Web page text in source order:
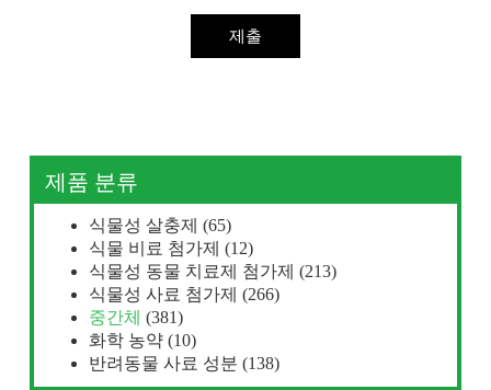
제출
제품 분류
식물성 살충제 (65)
식물 비료 첨가제 (12)
식물성 동물 치료제 첨가제 (213)
식물성 사료 첨가제 (266)
중간체 (381)
화학 농약 (10)
반려동물 사료 성분 (138)